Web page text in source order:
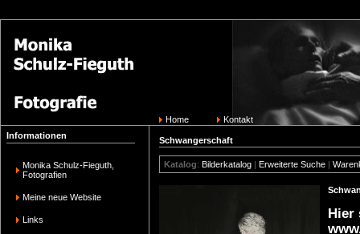
Home
Kontakt
Informationen
Monika Schulz-Fieguth,
Fotografien
Meine neue Website
Links
Schwangerschaft
Katalog: Bilderkatalog | Erweiterte Suche |
Hier